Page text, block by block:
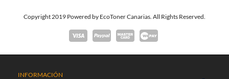
Copyright 2019 Powered by EcoToner Canarias. All Rights Reserved.
INFORMACIÓN